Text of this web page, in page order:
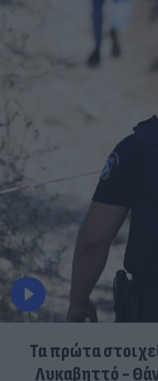
Τα πρώτα
Λυκαβηττό -